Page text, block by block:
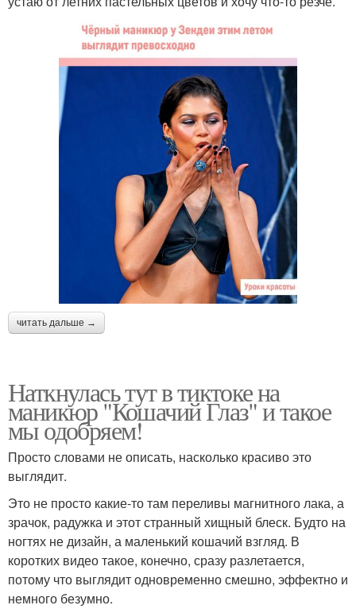
читать дальше →
Наткнулась тут в тиктоке на
маникюр "Кошачий Глаз" и такое
мы одобряем!
Просто словами не описать, насколько красиво это
выглядит.
Это не просто какие-то там переливы магнитного лака, а
зрачок, радужка и этот странный хищный блеск. Будто на
ногтях не дизайн, а маленький кошачий взгляд. В
коротких видео такое, конечно, сразу разлетается,
потому что выглядит одновременно смешно, эффектно и
немного безумно.